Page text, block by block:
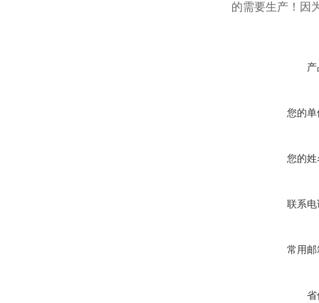
的需要生产！因
您的单
您的姓
联系电
常用邮
省